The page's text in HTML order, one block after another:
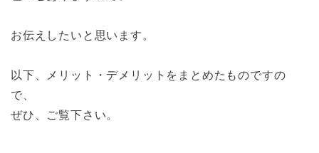
お伝えしたいと思います。
以下、メリット・デメリットをまとめたものですの
で、
ぜひ、ご覧下さい。